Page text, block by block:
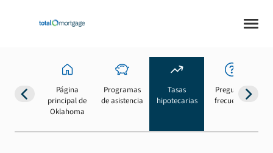
Página
principal de
Oklahoma
Programas
de asistencia
Tasas
hipotecarias
Preguntas
frecuentes